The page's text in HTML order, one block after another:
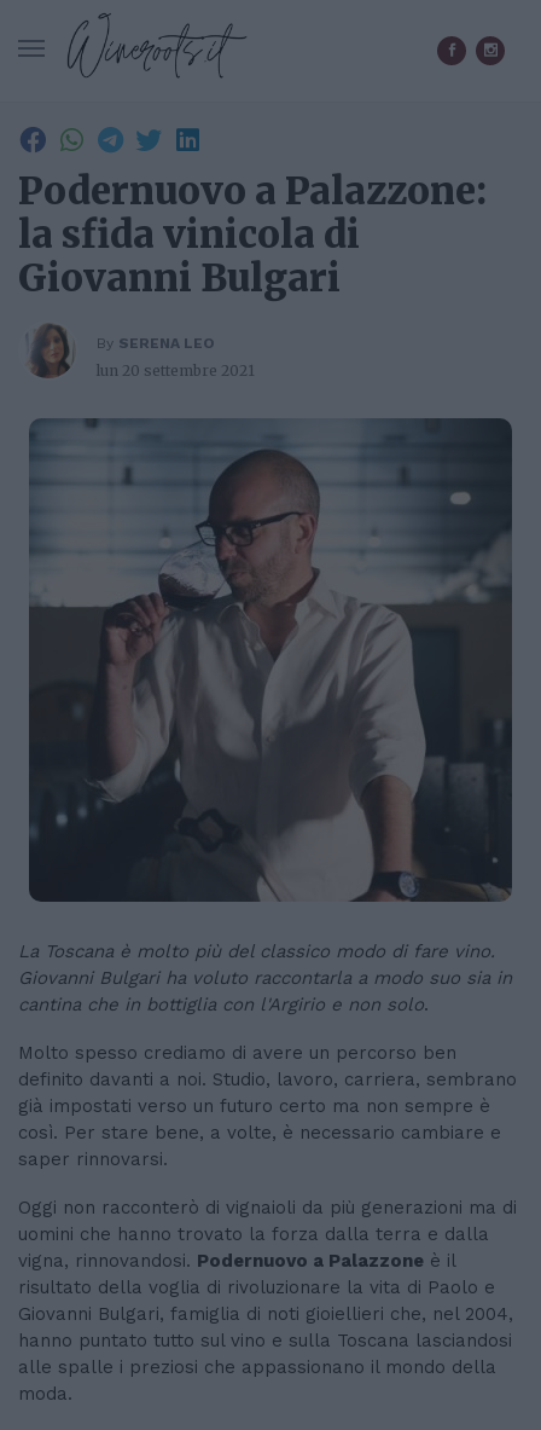
Podernuovo a Palazzone:
la sfida vinicola di
Giovanni Bulgari
By SERENA LEO
lun 20 settembre 2021
La Toscana è molto più del classico modo di fare vino.
Giovanni Bulgari ha voluto raccontarla a modo suo sia in
cantina che in bottiglia con l'Argirio e non solo.
Molto spesso crediamo di avere un percorso ben
definito davanti a noi. Studio, lavoro, carriera, sembrano
già impostati verso un futuro certo ma non sempre è
così. Per stare bene, a volte, è necessario cambiare e
saper rinnovarsi.
Oggi non racconterò di vignaioli da più generazioni ma di
uomini che hanno trovato la forza dalla terra e dalla
vigna, rinnovandosi. Podernuovo a Palazzone è il
risultato della voglia di rivoluzionare la vita di Paolo e
Giovanni Bulgari, famiglia di noti gioiellieri che, nel 2004,
hanno puntato tutto sul vino e sulla Toscana lasciandosi
alle spalle i preziosi che appassionano il mondo della
moda.